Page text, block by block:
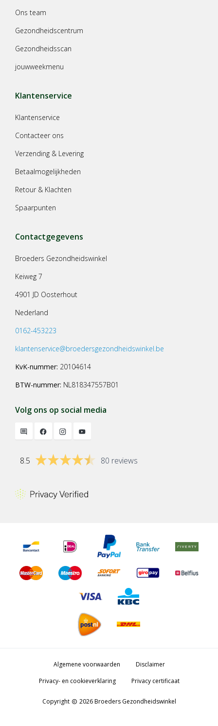
Ons team
Gezondheidscentrum
Gezondheidsscan
jouwweekmenu
Klantenservice
Klantenservice
Contacteer ons
Verzending & Levering
Betaalmogelijkheden
Retour & Klachten
Spaarpunten
Contactgegevens
Broeders Gezondheidswinkel
Keiweg 7
4901 JD Oosterhout
Nederland
0162-453223
klantenservice@broedersgezondheidswinkel.be
KvK-nummer: 20104614
BTW-nummer: NL818347557B01
Volg ons op social media
8.5 80 reviews
Algemene voorwaarden
Disclaimer
Privacy- en cookieverklaring
Privacy certificaat
Copyright copyright 2026 Broeders Gezondheidswinkel